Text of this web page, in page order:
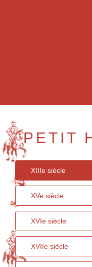
PETIT
XIIIe siècle
XVe siècle
XVIe siècle
XVIIe siècle